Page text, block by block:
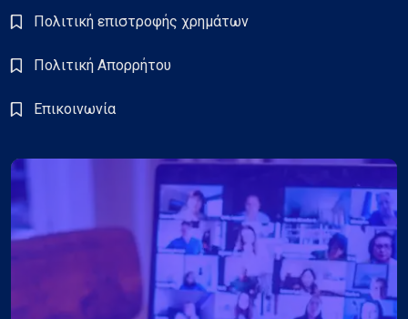
Πολιτική επιστροφής χρημάτων
Πολιτική Απορρήτου
Επικοινωνία